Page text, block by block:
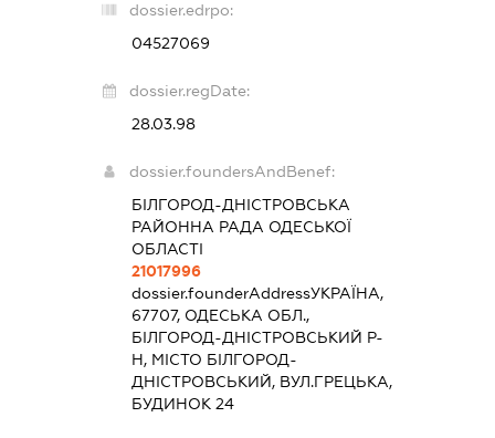
dossier.edrpo:
04527069
dossier.regDate:
28.03.98
dossier.foundersAndBenef:
БІЛГОРОД-ДНІСТРОВСЬКА
РАЙОННА РАДА ОДЕСЬКОЇ
ОБЛАСТІ
21017996
dossier.founderAddressУКРАЇНА,
67707, ОДЕСЬКА ОБЛ.,
БІЛГОРОД-ДНІСТРОВСЬКИЙ Р-
Н, МІСТО БІЛГОРОД-
ДНІСТРОВСЬКИЙ, ВУЛ.ГРЕЦЬКА,
БУДИНОК 24